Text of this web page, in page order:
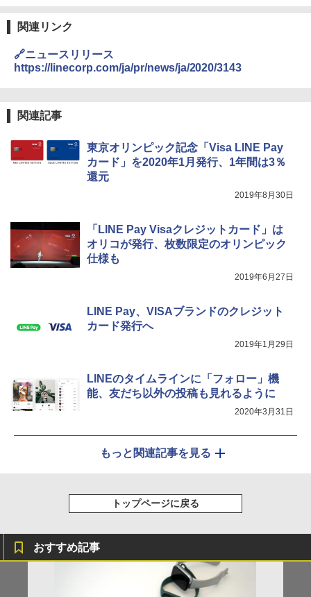
関連リンク
🔗ニュースリリース
https://linecorp.com/ja/pr/news/ja/2020/3143
関連記事
東京オリンピック記念「Visa LINE Pay
カード」を2020年1月発行、1年間は3％
還元
2019年8月30日
「LINE Pay Visaクレジットカード」は
オリコが発行、枚数限定のオリンピック
仕様も
2019年6月27日
LINE Pay、VISAブランドのクレジット
カード発行へ
2019年1月29日
LINEのタイムラインに「フォロー」機
能、友だち以外の投稿も見れるように
2020年3月31日
もっと関連記事を見る
トップページに戻る
おすすめ記事